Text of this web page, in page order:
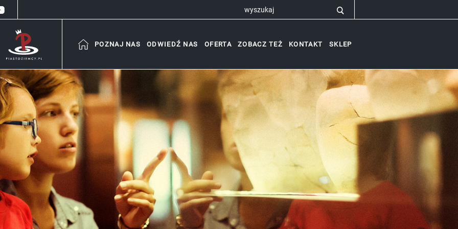
POZNAJ NAS ODWIEDŹ NAS OFERTA ZOBACZ TEŻ KONTAKT SKLEP